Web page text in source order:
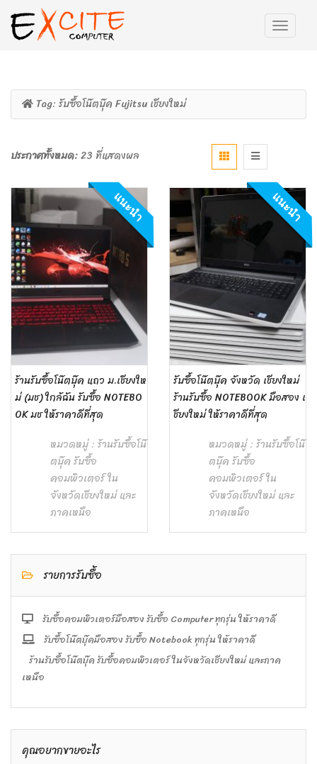
Tag: รับซื้อโน๊ตบุ๊ค Fujitsu เชียงใหม่
ประกาศทั้งหมด:23 ที่แสดงผล
แนะนำ
ร้านรับซื้อโน๊ตบุ๊ค แถว ม.เชียงให
ม่ (มช) ใกล้ฉัน รับซื้อ NOTEBO
OK มช ให้ราคาดีที่สุด
หมวดหมู่ : ร้านรับซื้อโน๊
ตบุ๊ค รับซื้อ
คอมพิวเตอร์ ใน
จังหวัดเชียงใหม่ และ
ภาคเหนือ
แนะนำ
รับซื้อโน๊ตบุ๊ค จังหวัด เชียงใหม่
ร้านรับซื้อ NOTEBOOK มือสอง เ
ชียงใหม่ ให้ราคาดีที่สุด
หมวดหมู่ : ร้านรับซื้อโน๊
ตบุ๊ค รับซื้อ
คอมพิวเตอร์ ใน
จังหวัดเชียงใหม่ และ
ภาคเหนือ
รายการรับซื้อ
รับซื้อคอมพิวเตอร์มือสอง รับซื้อ Computer ทุกรุ่น ให้ราคาดี
รับซื้อโน๊ตบุ๊คมือสอง รับซื้อ Notebook ทุกรุ่น ให้ราคาดี
ร้านรับซื้อโน๊ตบุ๊ค รับซื้อคอมพิวเตอร์ ในจังหวัดเชียงใหม่ และภาค
เหนือ
คุณอยากขายอะไร